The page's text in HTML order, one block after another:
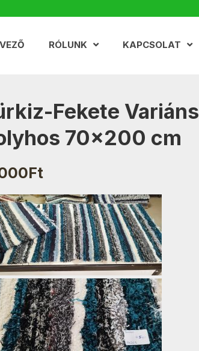
RÓLUNK KAPCSOLAT
Fekete Variáns
70×200 cm
Ft